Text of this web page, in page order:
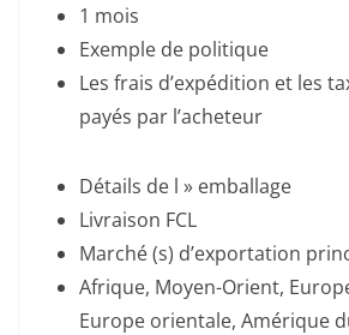
1 mois
Exemple de politique
Les frais d’expédition et les
payés par l’acheteur
Détails de l » emballage
Livraison FCL
Marché (s) d’exportation
Afrique, Moyen-Orient,
Europe orientale, Amérique